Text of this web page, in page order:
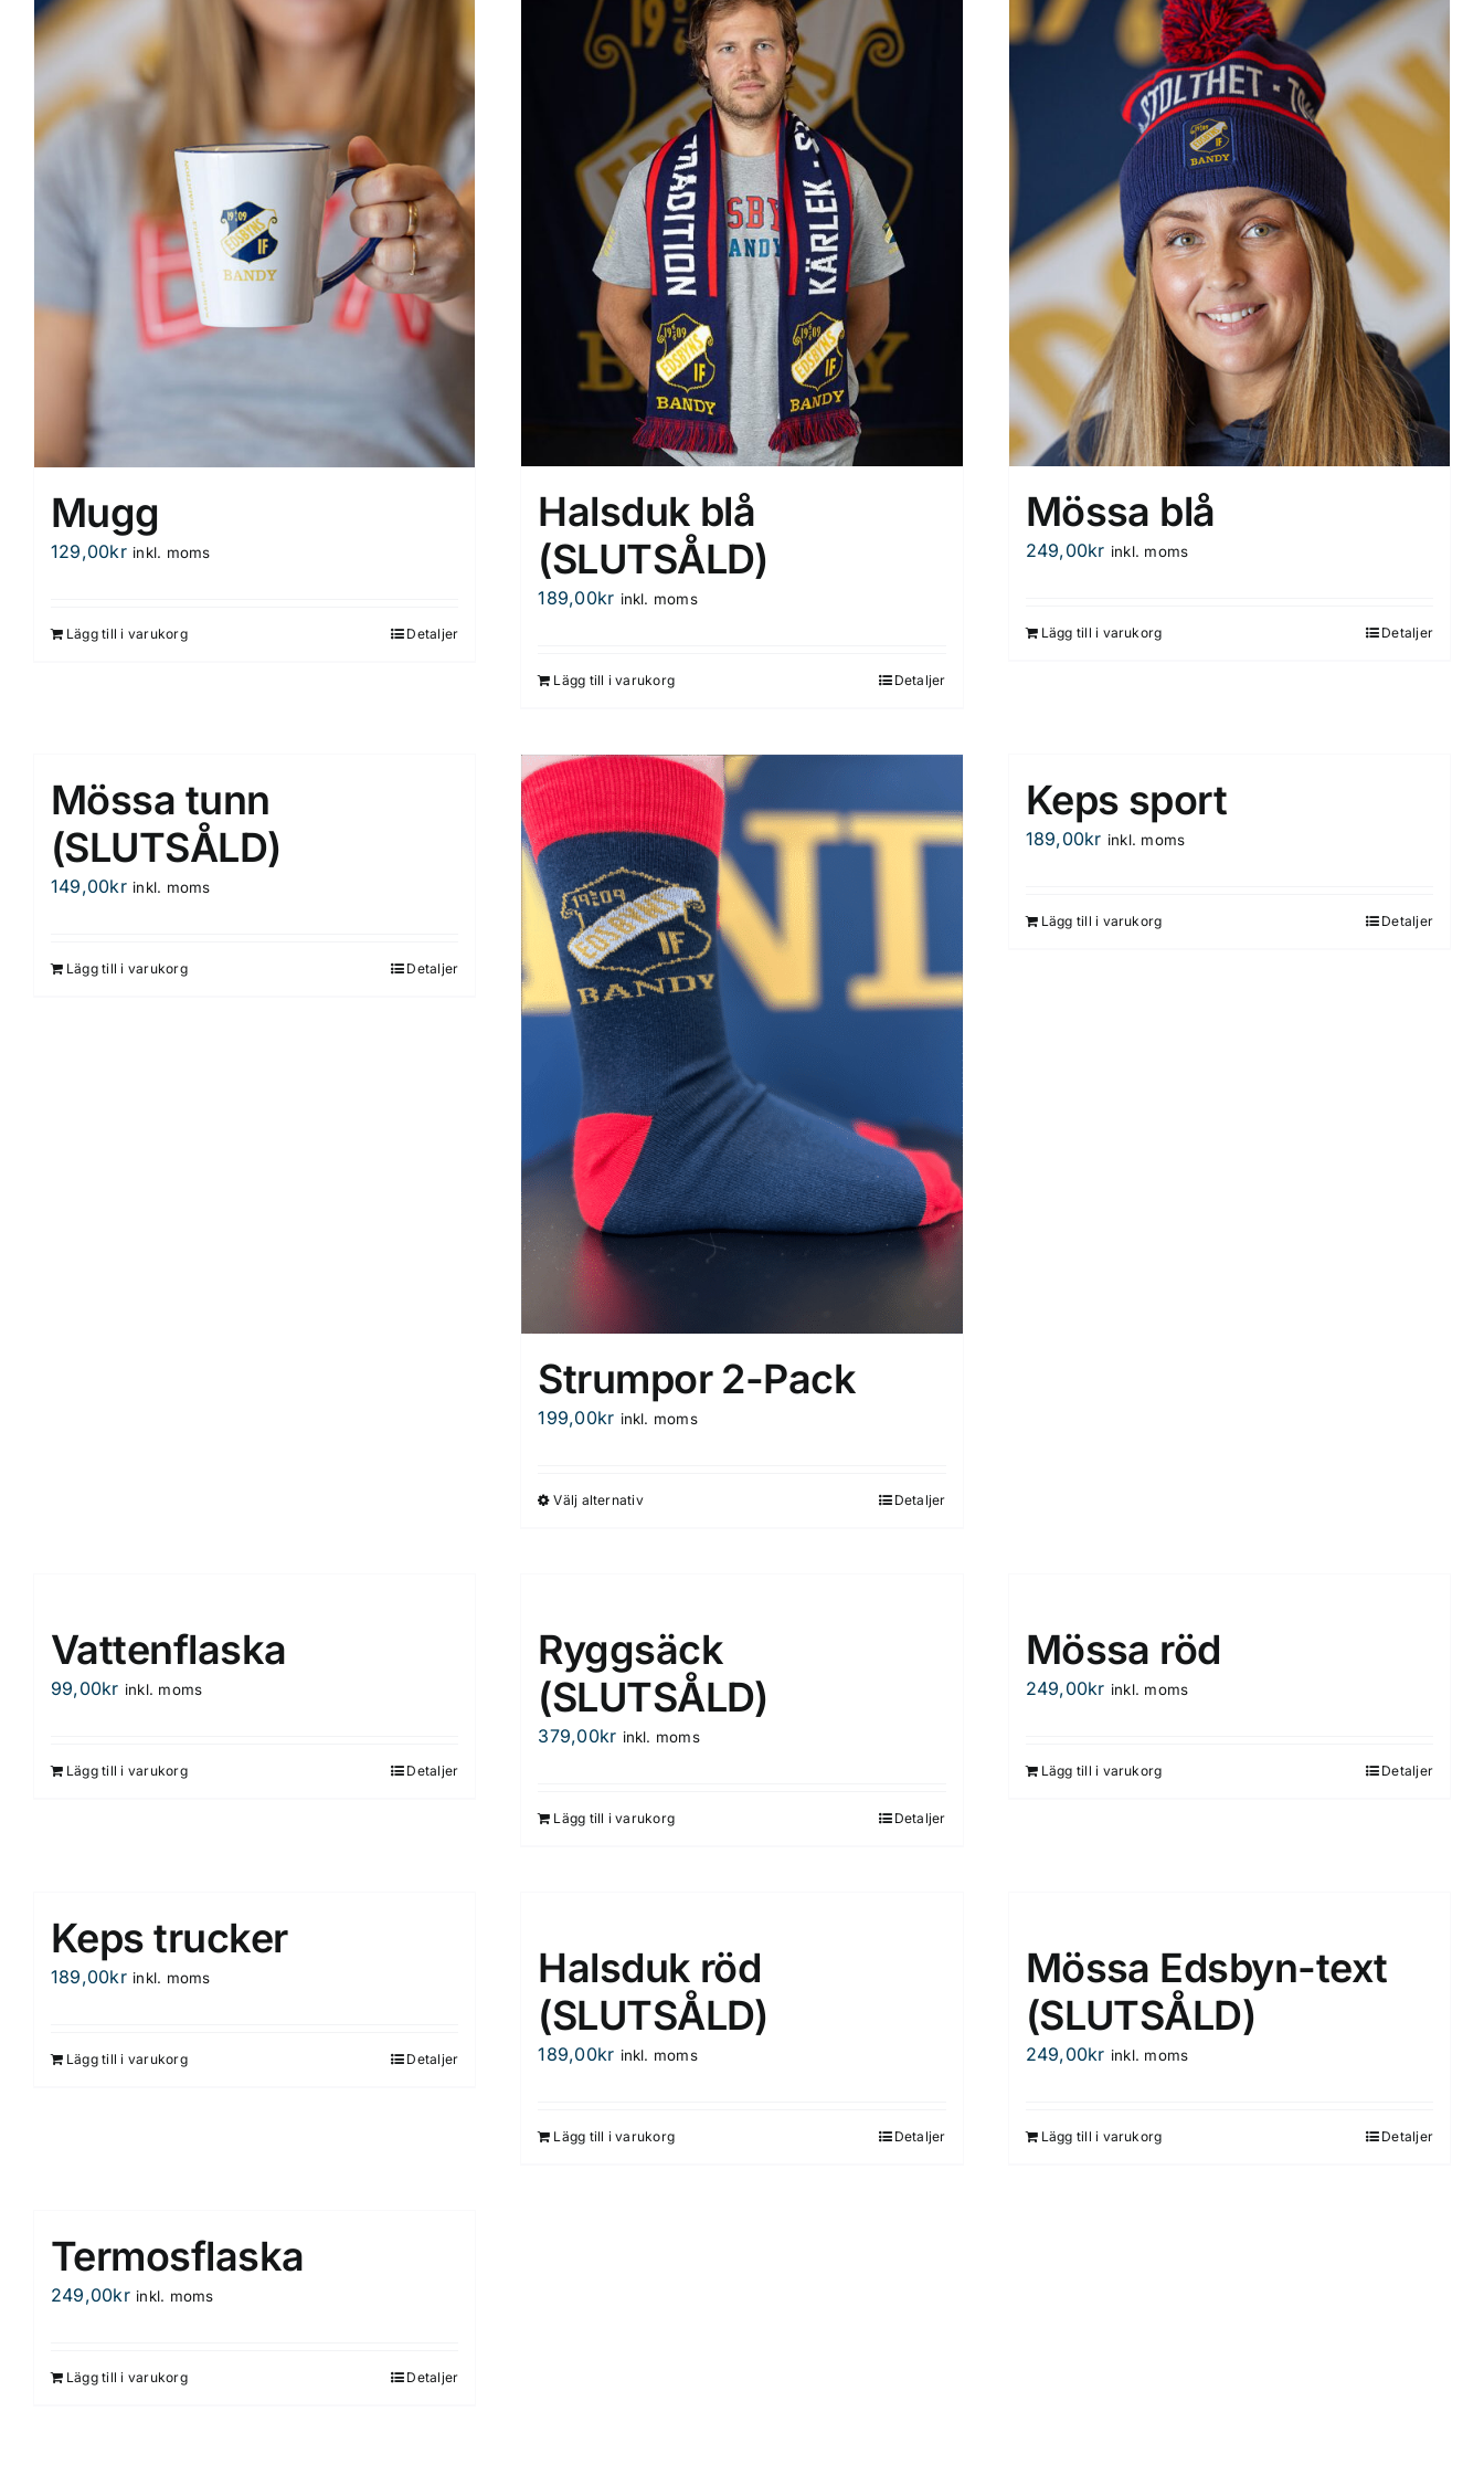
Mugg
129,00kr inkl. moms
Lägg till i varukorg Detaljer
Halsduk blå
(SLUTSÅLD)
189,00kr inkl. moms
Lägg till i varukorg Detaljer
Mössa blå
249,00kr inkl. moms
Lägg till i varukorg Detaljer
Mössa tunn
(SLUTSÅLD)
149,00kr inkl. moms
Lägg till i varukorg Detaljer
Strumpor 2-Pack
199,00kr inkl. moms
Välj alternativDen
varianter.
De
olika
alternativen
på
Detaljer
Keps sport
189,00kr inkl. moms
Lägg till i varukorg Detaljer
Vattenflaska
99,00kr inkl. moms
Lägg till i varukorg Detaljer
Ryggsäck
(SLUTSÅLD)
379,00kr inkl. moms
Lägg till i varukorg Detaljer
Mössa röd
249,00kr inkl. moms
Lägg till i varukorg Detaljer
Keps trucker
189,00kr inkl. moms
Lägg till i varukorg Detaljer
Halsduk röd
(SLUTSÅLD)
189,00kr inkl. moms
Lägg till i varukorg Detaljer
Mössa Edsbyn-text
(SLUTSÅLD)
249,00kr inkl. moms
Lägg till i varukorg Detaljer
Termosflaska
249,00kr inkl. moms
Lägg till i varukorg Detaljer